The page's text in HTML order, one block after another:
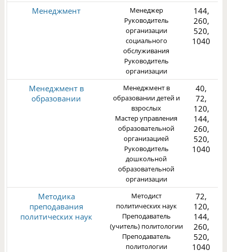
Менеджмент
Менеджер
Руководитель
организации
социального
обслуживания
Руководитель
организации
144,
260,
520,
1040
Менеджмент в
образовании
Менеджмент в
образовании детей и
взрослых
Мастер управления
образовательной
организацией
Руководитель
дошкольной
образовательной
организации
40,
72,
120,
144,
260,
520,
1040
Методика
преподавания
политических наук
Методист
политических наук
Преподаватель
(учитель) политологии
Преподаватель
политологии
72,
120,
144,
260,
520,
1040